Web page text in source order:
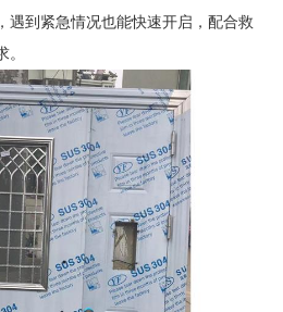
遇到紧急情况也能快速开启，配合救